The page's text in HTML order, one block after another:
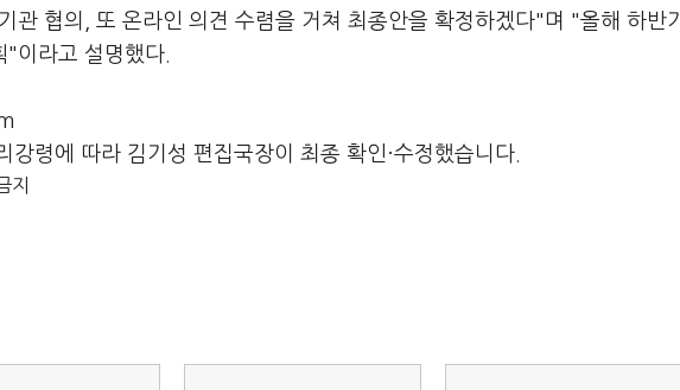
관 협의, 또 온라인 의견 수렴을 거쳐 최종안을 확정하겠다"며 "올해 하반기
이라고 설명했다.
령에 따라 김기성 편집국장이 최종 확인·수정했습니다.
지